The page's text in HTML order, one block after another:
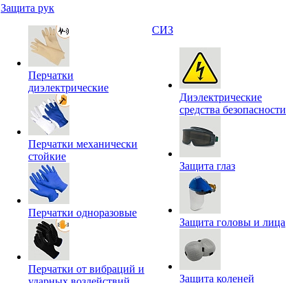
Защита рук
Перчатки
диэлектрические
Перчатки механически
стойкие
Перчатки одноразовые
Перчатки от вибраций и
СИЗ
Диэлектрические
средства безопасности
Защита глаз
Защита головы и лица
Защита коленей